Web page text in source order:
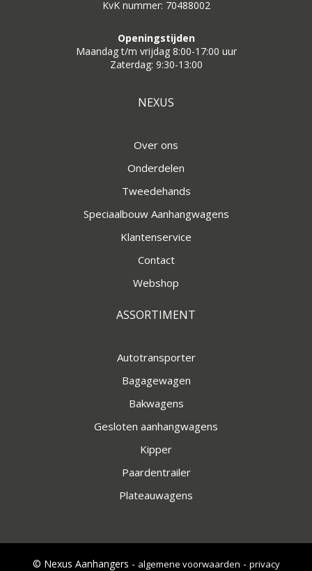
KvK nummer: 70488002
Openingstijden
Maandag t/m vrijdag 8:00-17:00 uur
Zaterdag: 9:30-13:00
NEXUS
Over ons
Onderdelen
Tweedehands
Speciaalbouw Aanhangwagens
Klantenservice
Contact
Webshop
ASSORTIMENT
Autotransporter
Bagagewagen
Bakwagens
Gesloten aanhangwagens
Kipper
Paardentrailer
Plateauwagens
© Nexus Aanhangers - algemene voorwaarden - privacy